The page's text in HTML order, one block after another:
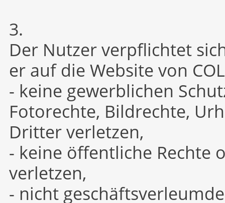
3.
Der Nutzer verpflichtet
er auf die Website von
- keine gewerblichen
Fotorechte, Bildrechte,
Dritter verletzen,
- keine öffentliche Rechte
verletzen,
- nicht